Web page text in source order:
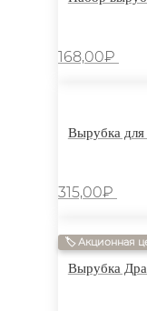
168,00₽
Вырубка для
315,00₽
🏷 Акционная
Вырубка